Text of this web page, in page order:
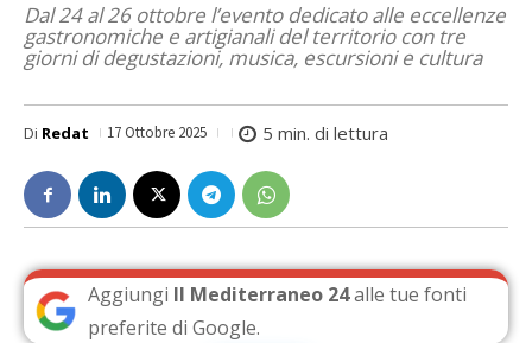
Dal 24 al 26 ottobre l’evento dedicato alle eccellenze
gastronomiche e artigianali del territorio con tre
giorni di degustazioni, musica, escursioni e cultura
Di Redat 17 Ottobre 2025 5 min. di lettura
Aggiungi Il Mediterraneo 24alle tue fonti
preferite di Google.